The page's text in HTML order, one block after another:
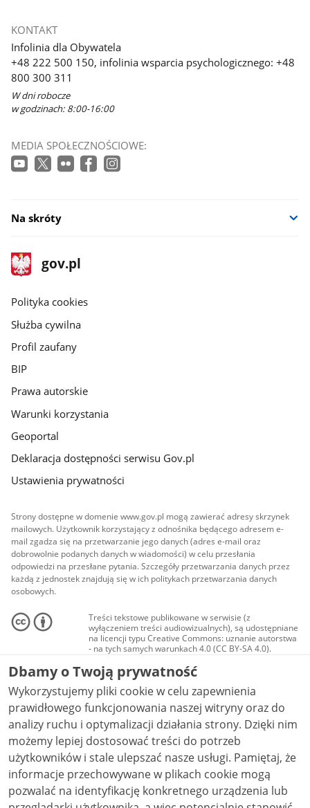
KONTAKT
Infolinia dla Obywatela
+48 222 500 150, infolinia wsparcia psychologicznego: +48
800 300 311
W dni robocze
w godzinach: 8:00-16:00
MEDIA SPOŁECZNOŚCIOWE:
Na skróty
stopka
gov.pl
Strona
gov.pl
gov.pl
Polityka cookies
Służba cywilna
Profil zaufany
BIP
Prawa autorskie
Warunki korzystania
Geoportal
Deklaracja dostępności serwisu Gov.pl
Ustawienia prywatności
Strony dostępne w domenie www.gov.pl mogą zawierać adresy skrzynek
mailowych. Użytkownik korzystający z odnośnika będącego adresem e-
mail zgadza się na przetwarzanie jego danych (adres e-mail oraz
dobrowolnie podanych danych w wiadomości) w celu przesłania
odpowiedzi na przesłane pytania. Szczegóły przetwarzania danych przez
każdą z jednostek znajdują się w ich politykach przetwarzania danych
osobowych.
Treści tekstowe publikowane w serwisie (z
wyłączeniem treści audiowizualnych), są udostępniane
na licencji typu Creative Commons: uznanie autorstwa
- na tych samych warunkach 4.0 (CC BY-SA 4.0).
Materiały audiowizualne, w tym zdjęcia, materiały
audio i wideo, są udostępniane na licencji typu
Creative Commons: uznanie autorstwa użycie
niekomercyjne - bez utworów zależnych 4.0 (CC BY-
NC-ND 4.0), o ile nie jest to stwierdzone inaczej.
Dbamy o Twoją prywatność
Wykorzystujemy pliki cookie w celu zapewnienia
prawidłowego funkcjonowania naszej witryny oraz do
analizy ruchu i optymalizacji działania strony. Dzięki nim
możemy lepiej dostosować treści do potrzeb
użytkowników i stale ulepszać nasze usługi. Pamiętaj, że
informacje przechowywane w plikach cookie mogą
pozwalać na identyfikację konkretnego urządzenia lub